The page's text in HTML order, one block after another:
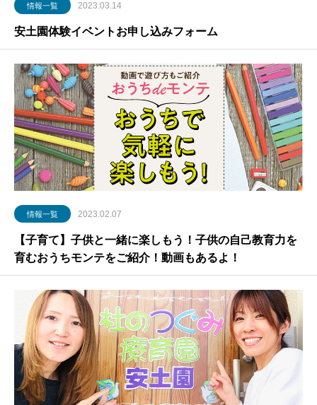
情報一覧 2023.03.14
安土園体験イベントお申し込みフォーム
情報一覧 2023.02.07
【子育て】子供と一緒に楽しもう！子供の自己教育力を
育むおうちモンテをご紹介！動画もあるよ！